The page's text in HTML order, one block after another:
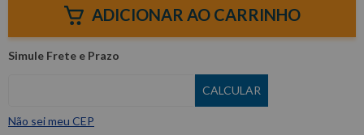
ADICIONAR AO CARRINHO
Não sei meu CEP